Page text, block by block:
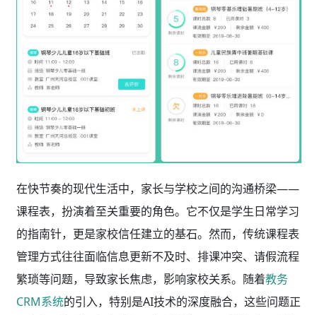
在快节奏的现代生活中，家长与学校之间的沟通桥梁——
课程表，扮演着至关重要的角色。它不仅是学生日常学习
的指南针，更是家校信任建立的基石。然而，传统课程表
管理方式往往面临信息更新不及时、排课冲突、请假流程
繁琐等问题，导致家长焦虑，影响家校关系。随着教务
CRM系统的引入，特别是AI技术的深度融合，这些问题正